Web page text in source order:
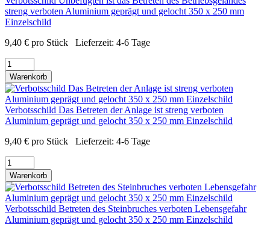
streng verboten Aluminium geprägt und gelocht 350 x 250 mm
Einzelschild
9,40 € pro Stück Lieferzeit: 4-6 Tage
Warenkorb
Verbotsschild Das Betreten der Anlage ist streng verboten
Aluminium geprägt und gelocht 350 x 250 mm Einzelschild
9,40 € pro Stück Lieferzeit: 4-6 Tage
Warenkorb
Verbotsschild Betreten des Steinbruches verboten Lebensgefahr
Aluminium geprägt und gelocht 350 x 250 mm Einzelschild